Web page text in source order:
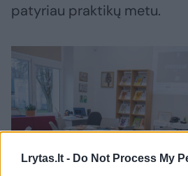
Lrytas.lt - Do Not Process My
patyriau praktikų metu.